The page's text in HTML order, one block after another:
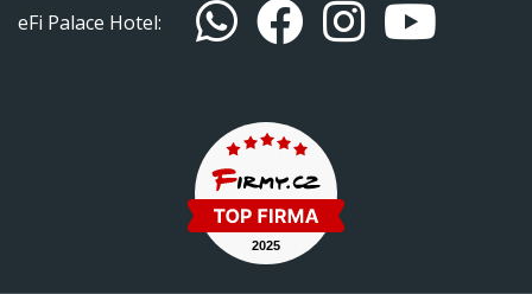
eFi Palace Hotel: